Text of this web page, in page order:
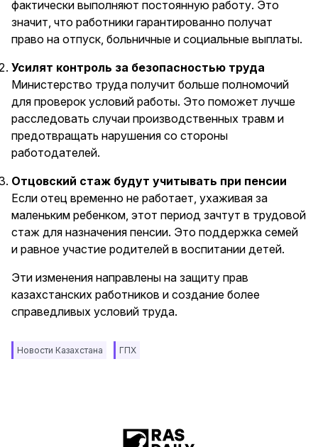
фактически выполняют постоянную работу. Это
значит, что работники гарантированно получат
право на отпуск, больничные и социальные выплаты.
Усилят контроль за безопасностью труда
Министерство труда получит больше полномочий
для проверок условий работы. Это поможет лучше
расследовать случаи производственных травм и
предотвращать нарушения со стороны
работодателей.
Отцовский стаж будут учитывать при пенсии
Если отец временно не работает, ухаживая за
маленьким ребенком, этот период зачтут в трудовой
стаж для назначения пенсии. Это поддержка семей
и равное участие родителей в воспитании детей.
Эти изменения направлены на защиту прав
казахстанских работников и создание более
справедливых условий труда.
Новости Казахстана ГПХ